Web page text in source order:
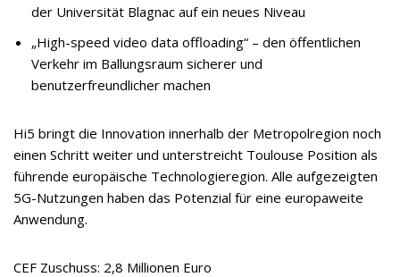
der Universität Blagnac auf ein neues Niveau
„High-speed video data offloading“ – den öffentlichen
Verkehr im Ballungsraum sicherer und
benutzerfreundlicher machen
Hi5 bringt die Innovation innerhalb der Metropolregion noch
einen Schritt weiter und unterstreicht Toulouse Position als
führende europäische Technologieregion. Alle aufgezeigten
5G-Nutzungen haben das Potenzial für eine europaweite
Anwendung.
CEF Zuschuss: 2,8 Millionen Euro